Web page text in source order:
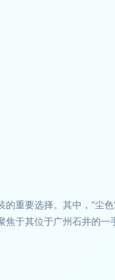
重要选择。其中，“尘
于其位于广州石井的一